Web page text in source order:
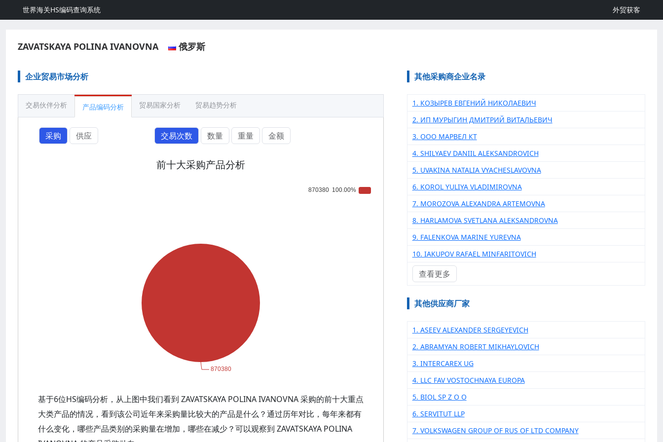
世界海关HS编码查询系统 外贸获客
ZAVATSKAYA POLINA IVANOVNA 俄罗斯
企业贸易市场分析
交易伙伴分析 产品编码分析 贸易国家分析 贸易趋势分析
采购 供应 交易次数 数量 重量 金额
前十大采购产品分析
基于6位HS编码分析，从上图中我们看到 ZAVATSKAYA POLINA IVANOVNA 采购的前十大重点
大类产品的情况，看到该公司近年来采购量比较大的产品是什么？通过历年对比，每年来都有
什么变化，哪些产品类别的采购量在增加，哪些在减少？可以观察到 ZAVATSKAYA POLINA
其他采购商企业名录
1. КОЗЫРЕВ ЕВГЕНИЙ НИКОЛАЕВИЧ
2. ИП МУРЫГИН ДМИТРИЙ ВИТАЛЬЕВИЧ
3. ООО МАРВЕЛ КТ
4. SHILYAEV DANIIL ALEKSANDROVICH
5. UVAKINA NATALIA VYACHESLAVOVNA
6. KOROL YULIYA VLADIMIROVNA
7. MOROZOVA ALEXANDRA ARTEMOVNA
8. HARLAMOVA SVETLANA ALEKSANDROVNA
9. FALENKOVA MARINE YUREVNA
10. IAKUPOV RAFAEL MINFARITOVICH
查看更多
其他供应商厂家
1. ASEEV ALEXANDER SERGEYEVICH
2. ABRAMYAN ROBERT MIKHAYLOVICH
3. INTERCAREX UG
4. LLC FAV VOSTOCHNAYA EUROPA
5. BIOL SP Z O O
6. SERVITUT LLP
7. VOLKSWAGEN GROUP OF RUS OF LTD COMPANY